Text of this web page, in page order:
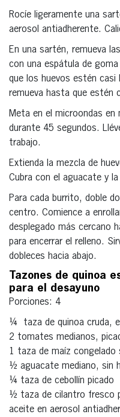
Rocíe ligeramente una
aerosol antiadherente.
En una sartén, remueva
con una espátula de
que los huevos estén
remueva hasta que estén
Meta en el microondas
durante 45 segundos.
trabajo.
Extienda la mezcla de
Cubra con el aguacate y
Para cada burrito, doble
centro. Comience a
desplegado más cercano
para encerrar el relleno.
dobleces hacia abajo.
Tazones de quinoa
para el desayuno
Porciones: 4
¼ taza de quinoa cruda,
2 tomates medianos,
1 taza de maíz congelado
½ aguacate mediano, sin
¼ taza de cebollín picado
½ taza de cilantro fresco
aceite en aerosol